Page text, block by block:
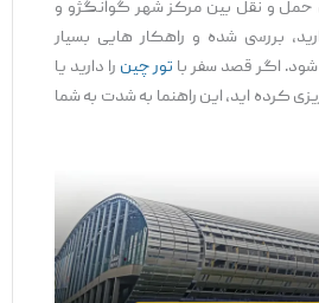
حمل‌ و نقل بین مرکز شهر گوانگژو و
بررسی شده و راهکار هایی بسیار
اگر قصد سفر باتور چینرا دارید یا
کرده ‌اید، این راهنما به ‌شدت به شما